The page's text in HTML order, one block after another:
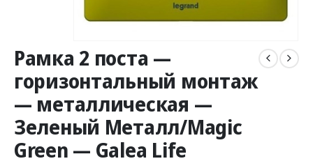
Рамка 2 поста —
горизонтальный монтаж
— металлическая —
Зеленый Металл/Magic
Green — Galea Life